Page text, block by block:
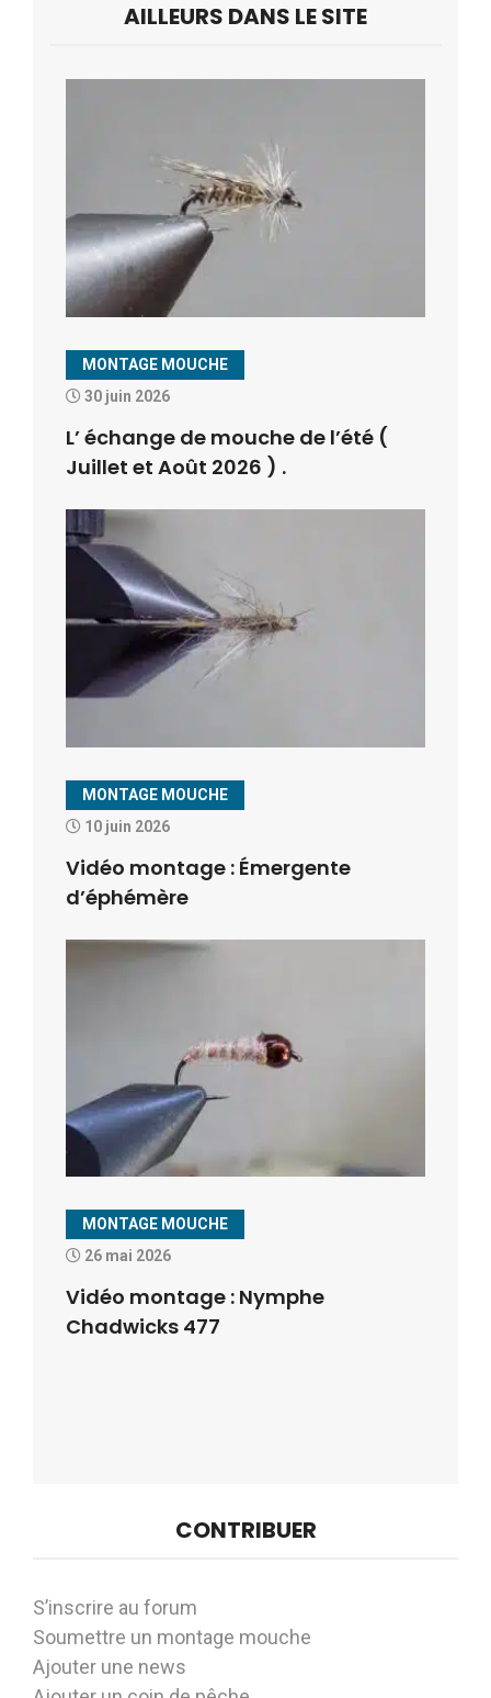
AILLEURS DANS LE SITE
MONTAGE MOUCHE
30 juin 2026
L’ échange de mouche de l’été (
Juillet et Août 2026 ) .
MONTAGE MOUCHE
10 juin 2026
Vidéo montage : Émergente
d’éphémère
MONTAGE MOUCHE
26 mai 2026
Vidéo montage : Nymphe
Chadwicks 477
CONTRIBUER
S’inscrire au forum
Soumettre un montage mouche
Ajouter une news